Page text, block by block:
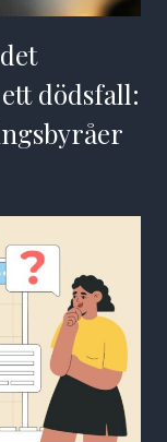
dödsfall: